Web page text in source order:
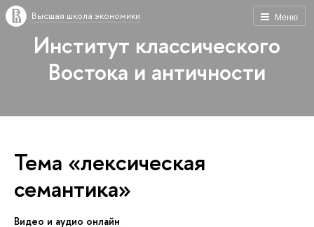
Меню
Высшая школа экономики
Институт классического
Востока и античности
Тема «лексическая
семантика»
Видео и аудио онлайн